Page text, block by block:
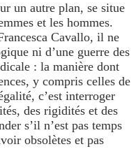
un autre plan, se situe
et les hommes.
Cavallo, il ne
ni d’une guerre des
: la manière dont
y compris celles de
c’est interroger
des rigidités et des
s’il n’est pas temps
obsolètes et pas